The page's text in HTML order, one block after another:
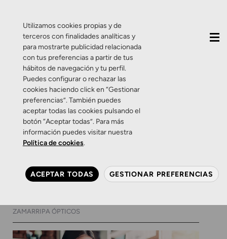
Etiqueta:que es la luz
azul
Consejos Salud Visual
Relaja tus ojos mientras
realizas tareas de cerca
ZAMARRIPA ÓPTICOS
Utilizamos cookies propias y de
terceros con finalidades analíticas y
para mostrarte publicidad relacionada
con tus preferencias a partir de tus
hábitos de navegación y tu perfil.
Puedes configurar o rechazar las
cookies haciendo click en “Gestionar
preferencias”. También puedes
aceptar todas las cookies pulsando el
botón “Aceptar todas”. Para más
información puedes visitar nuestra
Política de cookies.
ACEPTAR TODAS GESTIONAR PREFERENCIAS